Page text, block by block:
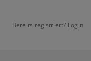
Bereits registriert? Login